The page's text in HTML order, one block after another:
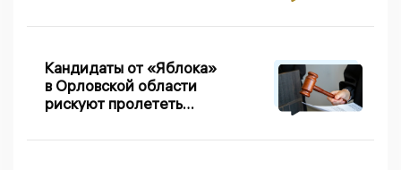
Кандидаты от «Яблока»
в Орловской области
рискуют пролететь